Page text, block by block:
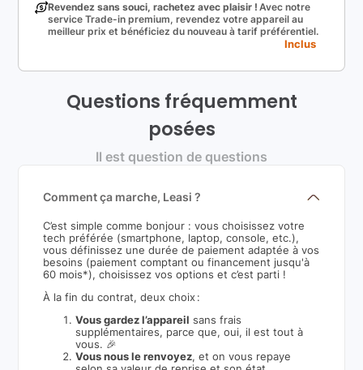
Revendez sans souci, rachetez avec plaisir ! Avec notre
service Trade-in premium, revendez votre appareil au
meilleur prix et bénéficiez du nouveau à tarif préférentiel.
Inclus
Questions fréquemment
posées
Il est question de questions
Comment ça marche, Leasi ?
C’est simple comme bonjour : vous choisissez votre
tech préférée (smartphone, laptop, console, etc.),
vous définissez une durée de paiement adaptée à vos
besoins (paiement comptant ou financement jusqu'à
60 mois*), choisissez vos options et c’est parti !
À la fin du contrat, deux choix :
Vous gardez l’appareil sans frais
supplémentaires, parce que, oui, il est tout à
vous. 🎉
Vous nous le renvoyez, et on vous repaye